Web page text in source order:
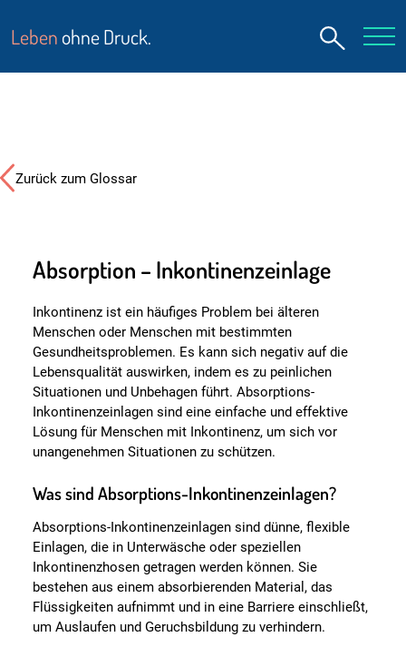
Leben ohne Druck.
Zurück zum Glossar
Absorption – Inkontinenzeinlage
Inkontinenz ist ein häufiges Problem bei älteren
Menschen oder Menschen mit bestimmten
Gesundheitsproblemen. Es kann sich negativ auf die
Lebensqualität auswirken, indem es zu peinlichen
Situationen und Unbehagen führt. Absorptions-
Inkontinenzeinlagen sind eine einfache und effektive
Lösung für Menschen mit Inkontinenz, um sich vor
unangenehmen Situationen zu schützen.
Was sind Absorptions-Inkontinenzeinlagen?
Absorptions-Inkontinenzeinlagen sind dünne, flexible
Einlagen, die in Unterwäsche oder speziellen
Inkontinenzhosen getragen werden können. Sie
bestehen aus einem absorbierenden Material, das
Flüssigkeiten aufnimmt und in eine Barriere einschließt,
um Auslaufen und Geruchsbildung zu verhindern.